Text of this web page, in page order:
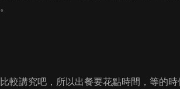
較講究吧，所以出餐要花點時間，等的